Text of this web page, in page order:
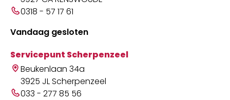
0318 - 57 17 61
Vandaag gesloten
Servicepunt Scherpenzeel
Beukenlaan 34a
3925 JL Scherpenzeel
033 - 277 85 56